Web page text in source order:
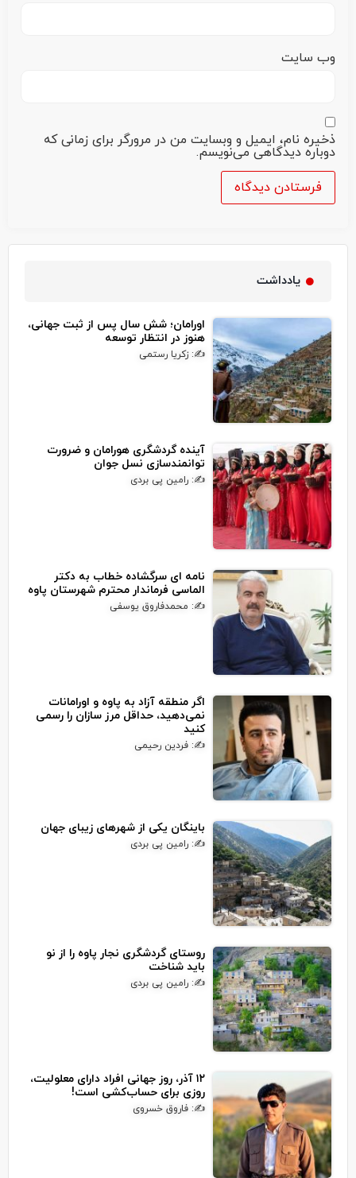
وب‌ سایت
ذخیره نام، ایمیل و وبسایت من در مرورگر برای زمانی که
دوباره دیدگاهی می‌نویسم.
یادداشت
اورامان؛ شش سال پس از ثبت جهانی،
هنوز در انتظار توسعه
✍: زکریا رستمی
آینده گردشگری هورامان و ضرورت
توانمندسازی نسل جوان
✍: رامین پی بردی
نامه ای سرگشاده خطاب به دکتر
الماسی فرماندار محترم شهرستان پاوه
✍: محمدفاروق یوسفی
اگر منطقه آزاد به پاوه و اورامانات
نمی‌دهید، حداقل مرز سازان را رسمی
کنید
✍: فردین رحیمی
باینگان یکی از شهرهای زیبای جهان
✍: رامین پی بردی
روستای گردشگری نجار پاوه را از نو
باید شناخت
✍: رامین پی بردی
۱۲ آذر، روز جهانی افراد دارای معلولیت،
روزی برای حساب‌کشی است!
✍: فاروق خسروی